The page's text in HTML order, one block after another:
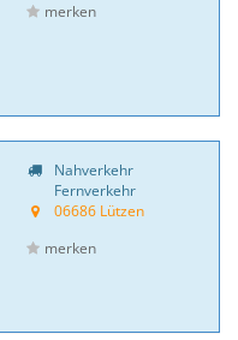
merken
Nahverkehr
Fernverkehr
06686 Lützen
merken